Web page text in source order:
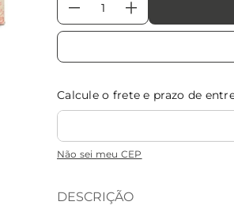
＋
－
Calcule o frete e prazo de
Não sei meu CEP
DESCRIÇÃO